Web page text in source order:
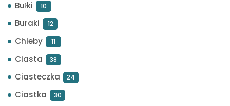
Bułki 10
Buraki 12
Chleby 11
Ciasta 38
Ciasteczka 24
Ciastka 30